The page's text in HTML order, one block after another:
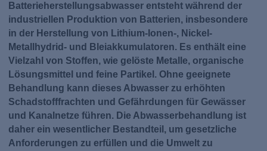
Batterieherstellungsabwasser entsteht während der
industriellen Produktion von Batterien, insbesondere
in der Herstellung von Lithium-Ionen-, Nickel-
Metallhydrid- und Bleiakkumulatoren. Es enthält eine
Vielzahl von Stoffen, wie gelöste Metalle, organische
Lösungsmittel und feine Partikel. Ohne geeignete
Behandlung kann dieses Abwasser zu erhöhten
Schadstofffrachten und Gefährdungen für Gewässer
und Kanalnetze führen. Die Abwasserbehandlung ist
daher ein wesentlicher Bestandteil, um gesetzliche
Anforderungen zu erfüllen und die Umwelt zu